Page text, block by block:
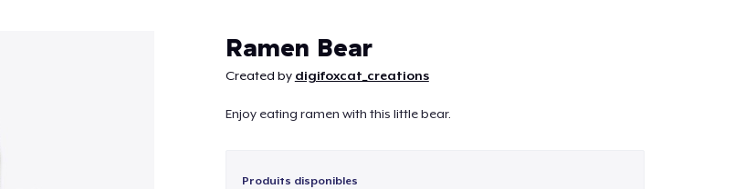
Ramen Bear
Created by digifoxcat_creations
Enjoy eating ramen with this little bear.
Produits disponibles